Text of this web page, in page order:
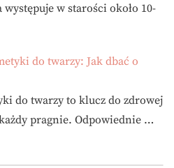
w starości około 10-
do twarzy: Jak dbać o
do twarzy to klucz do zdrowej
pragnie. Odpowiednie …